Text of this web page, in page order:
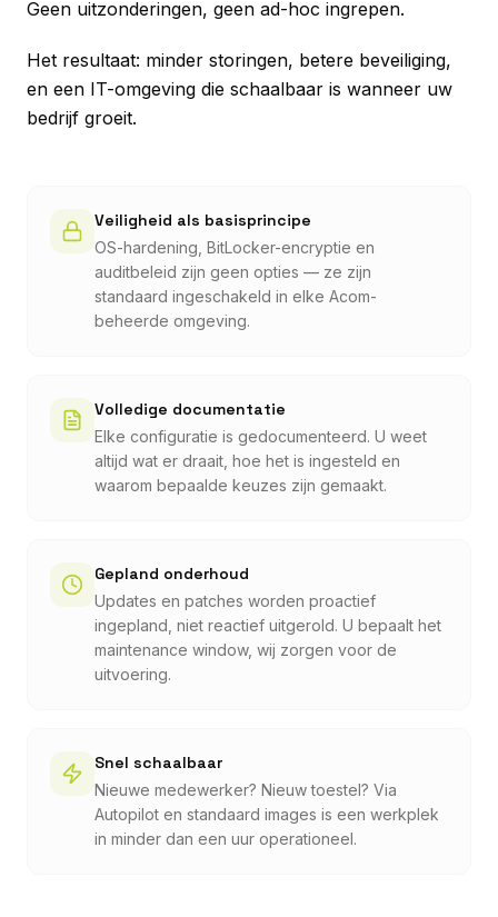
Geen uitzonderingen, geen ad-hoc ingrepen.
Het resultaat: minder storingen, betere beveiliging,
en een IT-omgeving die schaalbaar is wanneer uw
bedrijf groeit.
Veiligheid als basisprincipe
OS-hardening, BitLocker-encryptie en
auditbeleid zijn geen opties — ze zijn
standaard ingeschakeld in elke Acom-
beheerde omgeving.
Volledige documentatie
Elke configuratie is gedocumenteerd. U weet
altijd wat er draait, hoe het is ingesteld en
waarom bepaalde keuzes zijn gemaakt.
Gepland onderhoud
Updates en patches worden proactief
ingepland, niet reactief uitgerold. U bepaalt het
maintenance window, wij zorgen voor de
uitvoering.
Snel schaalbaar
Nieuwe medewerker? Nieuw toestel? Via
Autopilot en standaard images is een werkplek
in minder dan een uur operationeel.